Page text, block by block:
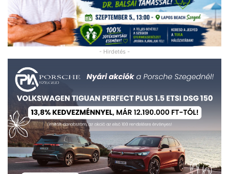
- Hirdetés -